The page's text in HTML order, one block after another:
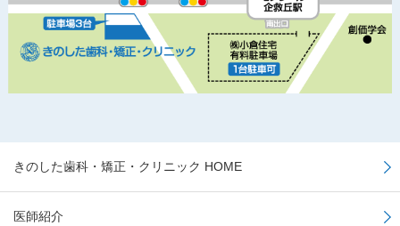
きのした歯科・矯正・クリニック HOME
医師紹介